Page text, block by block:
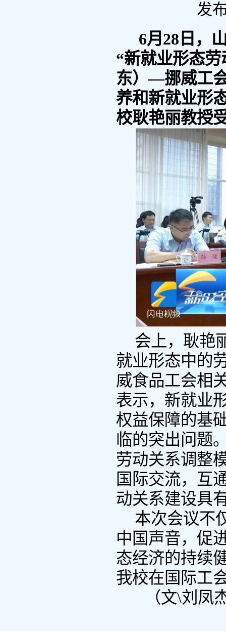
发
6月28日，
“新就业形态
东）—挪威工
养和新就业形
校耿艳丽教授
会上，耿艳
就业形态中的
威食品工会相
表示，新就业
权益保障的基
临的突出问题
劳动关系调整
国际交流，互
动关系建设具
本次会议不
中国声音，促
态经济的持续
我校在国际工
（文\刘凤